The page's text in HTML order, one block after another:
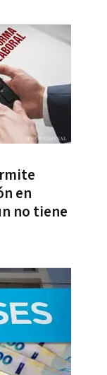
en
no tiene